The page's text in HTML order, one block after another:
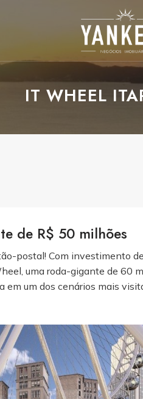
IT WHEEL
de R$ 50 milhões
postal! Com investimento
uma roda-gigante de 60
em um dos cenários mais